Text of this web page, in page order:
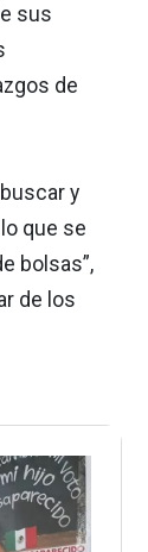
sus
de
y
que se
bolsas”,
de los